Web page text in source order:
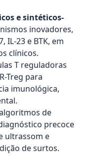
e sintéticos-
inovadores,
IL-23 e BTK, em
clínicos.
T reguladoras
Treg para
imunológica,
de
precoce
ultrassom e
de surtos.